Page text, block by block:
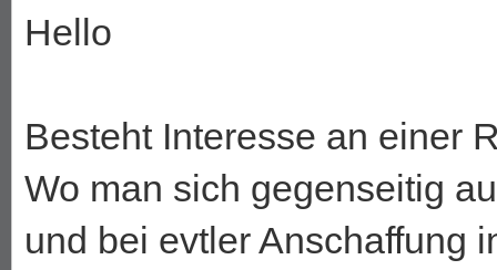
Hello
Besteht Interesse an einer
Wo man sich gegenseitig
und bei evtler Anschaffung